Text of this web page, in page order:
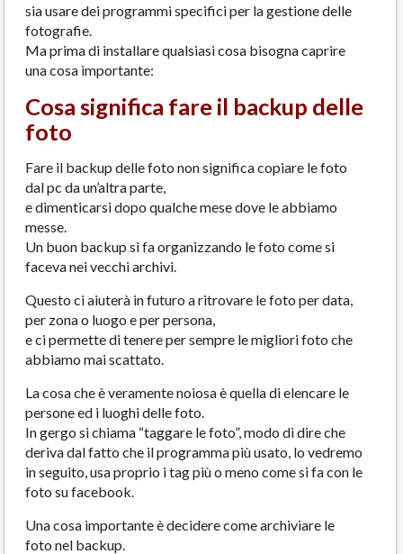
sia usare dei programmi specifici per la gestione delle
fotografie.
Ma prima di installare qualsiasi cosa bisogna caprire
una cosa importante:
Cosa significa fare il backup delle
foto
Fare il backup delle foto non significa copiare le foto
dal pc da un’altra parte,
e dimenticarsi dopo qualche mese dove le abbiamo
messe.
Un buon backup si fa organizzando le foto come si
faceva nei vecchi archivi.
Questo ci aiuterà in futuro a ritrovare le foto per data,
per zona o luogo e per persona,
e ci permette di tenere per sempre le migliori foto che
abbiamo mai scattato.
La cosa che è veramente noiosa è quella di elencare le
persone ed i luoghi delle foto.
In gergo si chiama “taggare le foto”, modo di dire che
deriva dal fatto che il programma più usato, lo vedremo
in seguito, usa proprio i tag più o meno come si fa con le
foto su facebook.
Una cosa importante è decidere come archiviare le
foto nel backup.